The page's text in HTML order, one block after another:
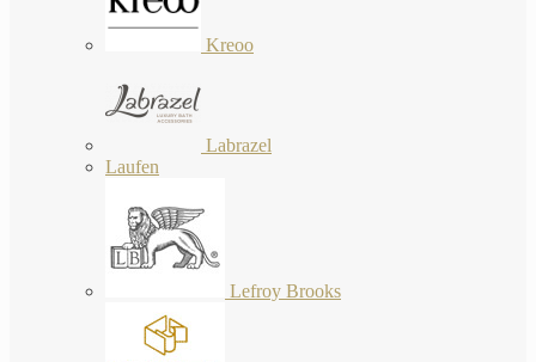
Kreoo
Labrazel
Laufen
Lefroy Brooks